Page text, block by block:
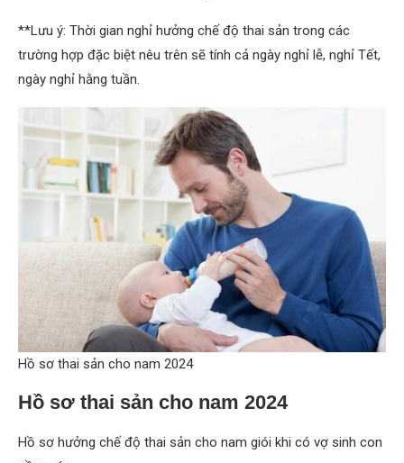
**Lưu ý: Thời gian nghỉ hưởng chế độ thai sản trong các
trường hợp đặc biệt nêu trên sẽ tính cả ngày nghỉ lễ, nghỉ Tết,
ngày nghỉ hằng tuần.
Hồ sơ thai sản cho nam 2024
Hồ sơ thai sản cho nam 2024
Hồ sơ hưởng chế độ thai sản cho nam giói khi có vợ sinh con